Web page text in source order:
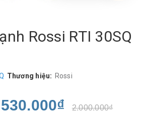
Rossi RTI 30SQ
Thương hiệu: Rossi
2.000.000₫